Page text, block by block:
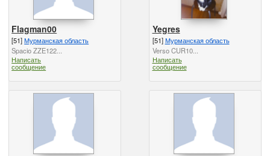
Flagman00
[51]Мурманская область
Spacio ZZE122...
Написать
сообщение
Yegres
[51]Мурманская область
Verso CUR10...
Написать
сообщение